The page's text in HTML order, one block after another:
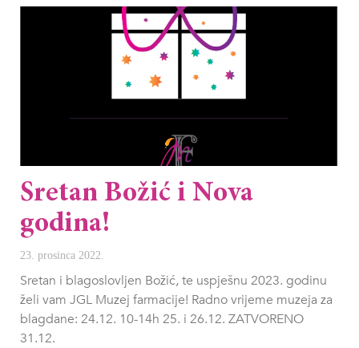
Sretan Božić i Nova
godina!
23. prosinca 2022.
Sretan i blagoslovljen Božić, te uspješnu 2023. godinu
želi vam JGL Muzej farmacije! Radno vrijeme muzeja za
blagdane: 24.12. 10-14h 25. i 26.12. ZATVORENO
31.12.